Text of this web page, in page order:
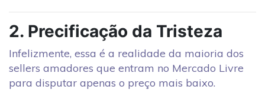
2. Precificação da Tristeza
Infelizmente, essa é a realidade da maioria dos
sellers amadores que entram no Mercado Livre
para disputar apenas o preço mais baixo.